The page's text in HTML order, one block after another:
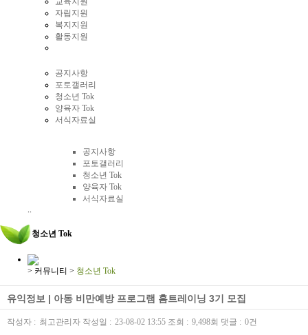
자립지원
복지지원
활동지원
공지사항
포토갤러리
청소년 Tok
양육자 Tok
서식자료실
공지사항
포토갤러리
청소년 Tok
양육자 Tok
서식자료실
..
청소년 Tok
> 커뮤니티 > 청소년 Tok
유익정보 | 아동 비만예방 프로그램 홈트레이닝 3기 모집
작성자 : 최고관리자 작성일 : 23-08-02 13:55 조회 : 9,498회 댓글 : 0건